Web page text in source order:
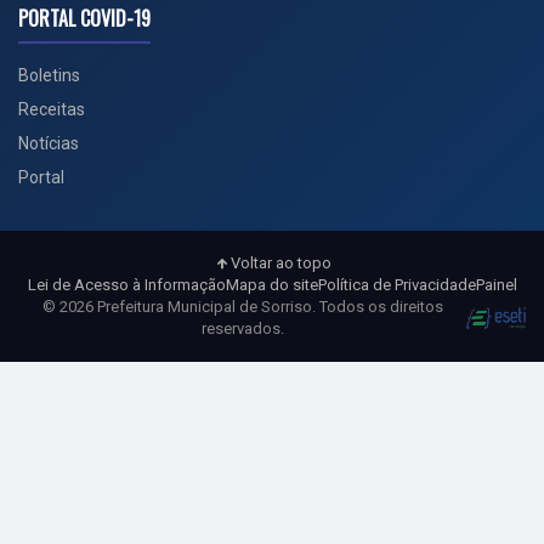
PORTAL COVID-19
Boletins
Receitas
Notícias
Portal
Voltar ao topo
Lei de Acesso à InformaçãoMapa do sitePolítica de PrivacidadePainel
© 2026 Prefeitura Municipal de Sorriso. Todos os direitos
reservados.